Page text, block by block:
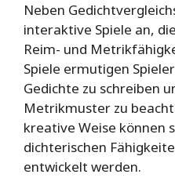
Neben
interaktive Spiele an,
Reim- und
Spiele ermutigen
Gedichte zu schreiben
Metrikmuster zu
kreative Weise können
dichterischen
entwickelt werden.